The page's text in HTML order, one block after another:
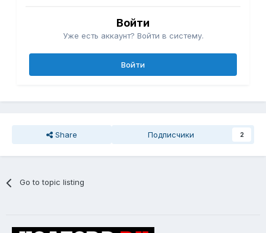
Войти
Уже есть аккаунт? Войти в систему.
Войти
Share Подписчики 2
Go to topic listing